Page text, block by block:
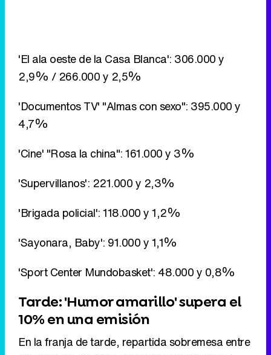
'Cine' "Rosa la china": 161.000 y 3%
'Supervillanos': 221.000 y 2,3%
'Brigada policial': 118.000 y 1,2%
'Sayonara, Baby': 91.000 y 1,1%
'Sport Center Mundobasket': 48.000 y 0,8%
Tarde: 'Humor amarillo' supera el
10% en una emisión
Antena 3 y Telecinco, mientras que Antena 3
gana el resto de la tarde con claridad, a
excepción de la última hora, cuando 'El
buscador' supera a la serie 'Tru calling'. En
Cuatro, 'Humor amarillo' consigue notables